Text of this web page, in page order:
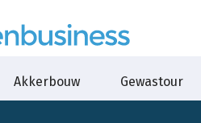
Akkerbouw Gewastour